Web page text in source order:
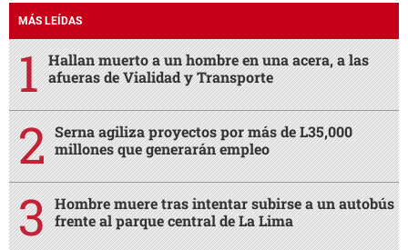
MÁS LEÍDAS
Hallan muerto a un hombre en una acera, a las
afueras de Vialidad y Transporte
Serna agiliza proyectos por más de L35,000
millones que generarán empleo
Hombre muere tras intentar subirse a un autobús
frente al parque central de La Lima